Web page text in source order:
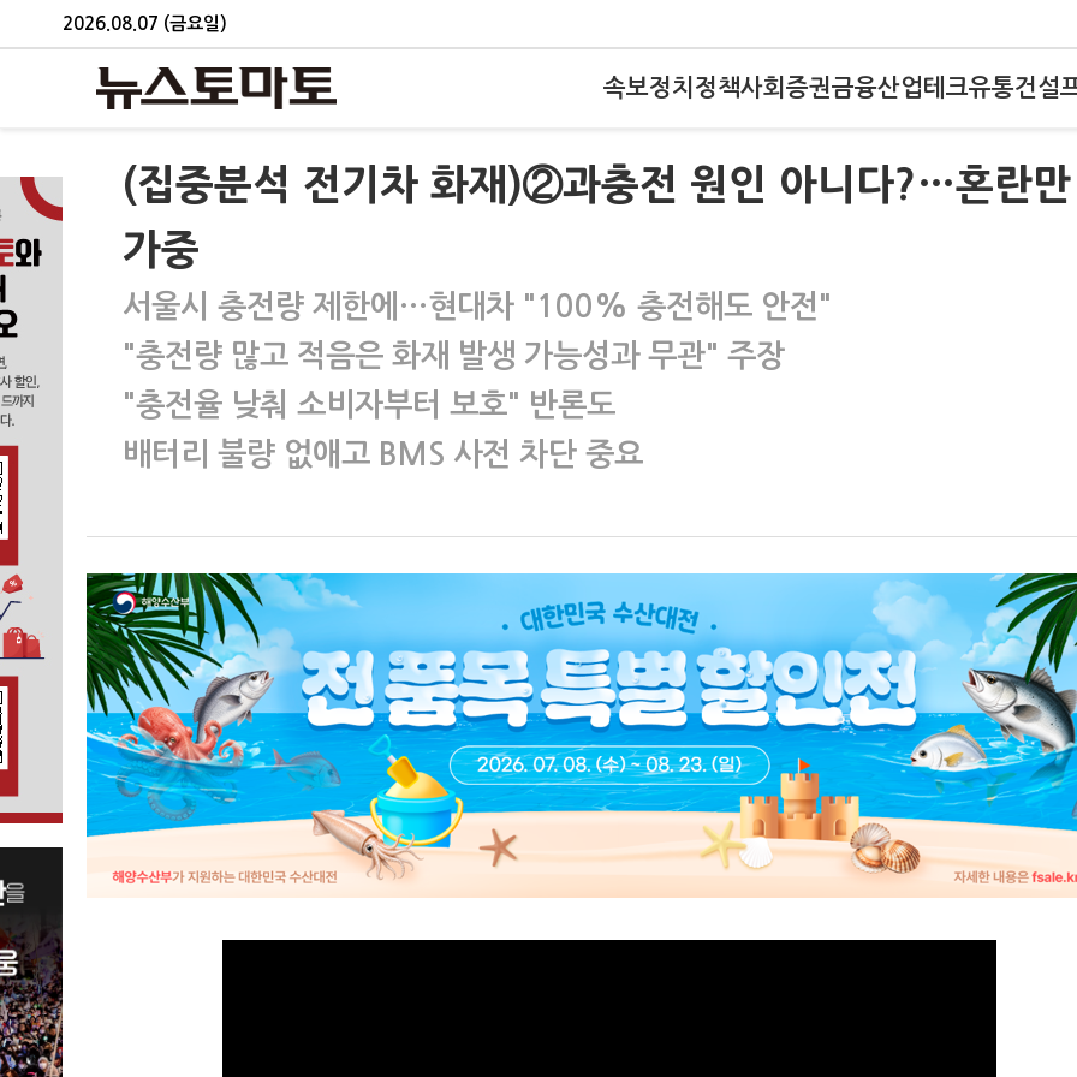
2026.08.07 (금요일)
속보정치 정책사회 증권금융산업테크유통건설
(집중분석 전기차 화재)②과충전 원인 아니다?…혼란만
가중
서울시 충전량 제한에…현대차 "100% 충전해도 안전"
"충전량 많고 적음은 화재 발생 가능성과 무관" 주장
"충전율 낮춰 소비자부터 보호" 반론도
배터리 불량 없애고 BMS 사전 차단 중요